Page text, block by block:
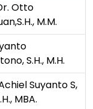
Otto
M.M.
S.H., M.H.
Suyanto S,
MBA.